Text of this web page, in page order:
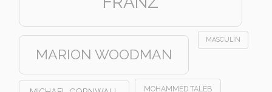
MARION WOODMAN
MASCULIN
MOHAMMED TALEB